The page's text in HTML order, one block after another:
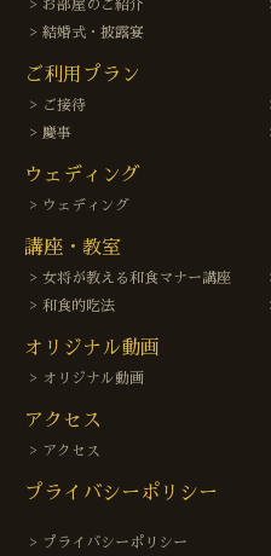
お部屋のご紹介
結婚式・披露宴
ご利用プラン
ご接待
慶事
ウェディング
ウェディング
講座・教室
女将が教える和食マナー講座
和食的吃法
オリジナル動画
オリジナル動画
アクセス
アクセス
プライバシーポリシー
プライバシーポリシー